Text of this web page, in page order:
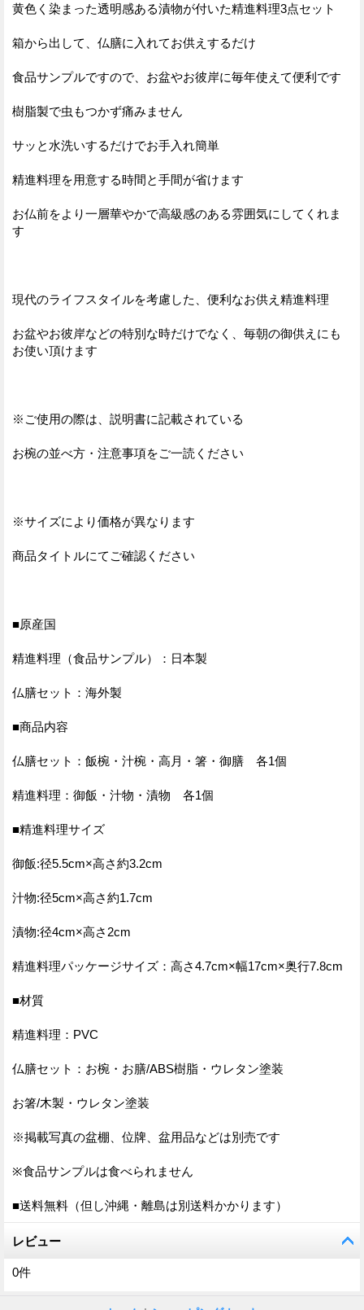
黄色く染まった透明感ある漬物が付いた精進料理3点セット
箱から出して、仏膳に入れてお供えするだけ
食品サンプルですので、お盆やお彼岸に毎年使えて便利です
樹脂製で虫もつかず痛みません
サッと水洗いするだけでお手入れ簡単
精進料理を用意する時間と手間が省けます
お仏前をより一層華やかで高級感のある雰囲気にしてくれま
す
現代のライフスタイルを考慮した、便利なお供え精進料理
お盆やお彼岸などの特別な時だけでなく、毎朝の御供えにも
お使い頂けます
※ご使用の際は、説明書に記載されている
お椀の並べ方・注意事項をご一読ください
※サイズにより価格が異なります
商品タイトルにてご確認ください
■原産国
精進料理（食品サンプル）：日本製
仏膳セット：海外製
■商品内容
仏膳セット：飯椀・汁椀・高月・箸・御膳 各1個
精進料理：御飯・汁物・漬物 各1個
■精進料理サイズ
御飯:径5.5cm×高さ約3.2cm
汁物:径5cm×高さ約1.7cm
漬物:径4cm×高さ2cm
精進料理パッケージサイズ：高さ4.7cm×幅17cm×奥行7.8cm
■材質
精進料理：PVC
仏膳セット：お椀・お膳/ABS樹脂・ウレタン塗装
お箸/木製・ウレタン塗装
※掲載写真の盆棚、位牌、盆用品などは別売です
※食品サンプルは食べられません
■送料無料（但し沖縄・離島は別送料かかります）
レビュー
0件